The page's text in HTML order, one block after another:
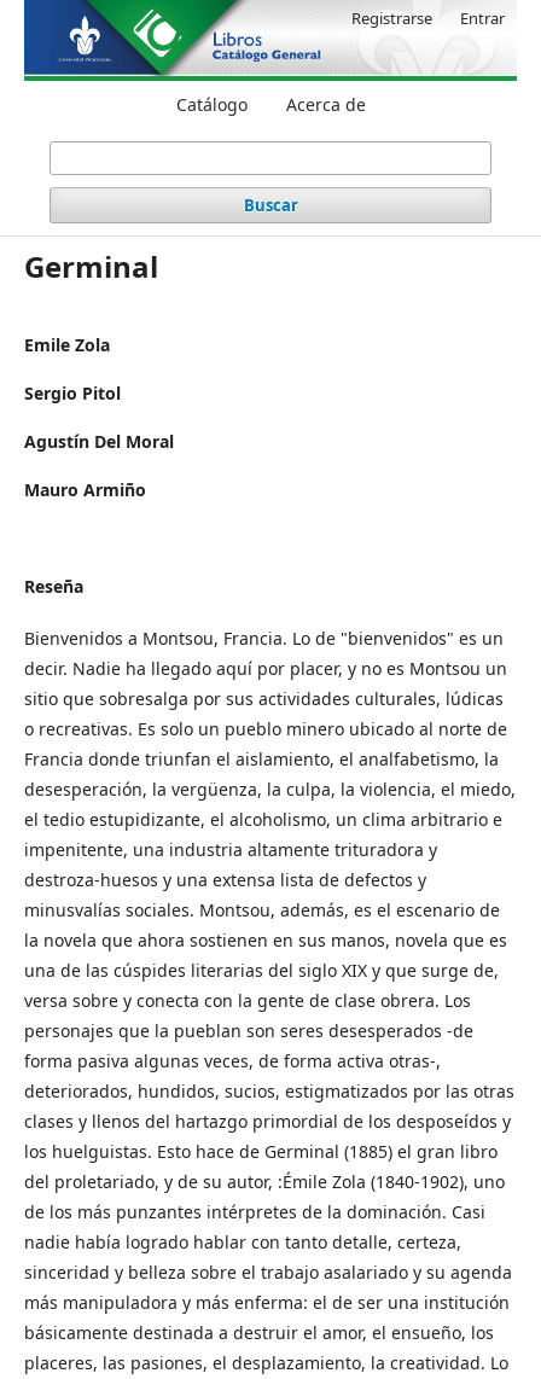
Catálogo Acerca de
Buscar
Registrarse Entrar
Germinal
Emile Zola
Sergio Pitol
Agustín Del Moral
Mauro Armiño
Reseña
Bienvenidos a Montsou, Francia. Lo de "bienvenidos" es un
decir. Nadie ha llegado aquí por placer, y no es Montsou un
sitio que sobresalga por sus actividades culturales, lúdicas
o recreativas. Es solo un pueblo minero ubicado al norte de
Francia donde triunfan el aislamiento, el analfabetismo, la
desesperación, la vergüenza, la culpa, la violencia, el miedo,
el tedio estupidizante, el alcoholismo, un clima arbitrario e
impenitente, una industria altamente trituradora y
destroza-huesos y una extensa lista de defectos y
minusvalías sociales. Montsou, además, es el escenario de
la novela que ahora sostienen en sus manos, novela que es
una de las cúspides literarias del siglo XIX y que surge de,
versa sobre y conecta con la gente de clase obrera. Los
personajes que la pueblan son seres desesperados -de
forma pasiva algunas veces, de forma activa otras-,
deteriorados, hundidos, sucios, estigmatizados por las otras
clases y llenos del hartazgo primordial de los desposeídos y
los huelguistas. Esto hace de Germinal (1885) el gran libro
del proletariado, y de su autor, :Émile Zola (1840-1902), uno
de los más punzantes intérpretes de la dominación. Casi
nadie había logrado hablar con tanto detalle, certeza,
sinceridad y belleza sobre el trabajo asalariado y su agenda
más manipuladora y más enferma: el de ser una institución
básicamente destinada a destruir el amor, el ensueño, los
placeres, las pasiones, el desplazamiento, la creatividad. Lo